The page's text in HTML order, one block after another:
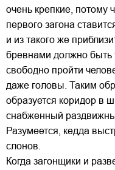
очень крепкие, потому
первого загона
и из такого же
бревнами должно быть
свободно пройти
даже головы. Таким
образуется коридор в
снабженный
Разумеется, кедда
слонов.
Когда загонщики и